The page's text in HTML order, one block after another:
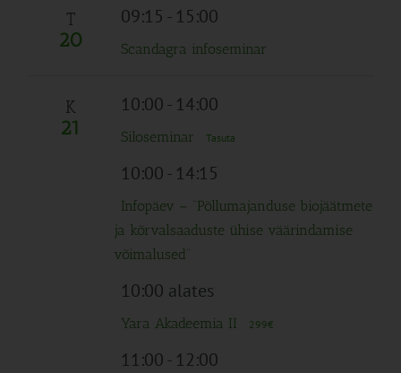
T
20
09:15 - 15:00
Scandagra infoseminar
K
21
10:00- 14:00
Siloseminar Tasuta
10:00- 14:15
Infopäev – “Põllumajanduse biojäätmete
ja kõrvalsaaduste ühise väärindamise
võimalused”
10:00 alates
Yara Akadeemia II 299€
11:00- 12:00